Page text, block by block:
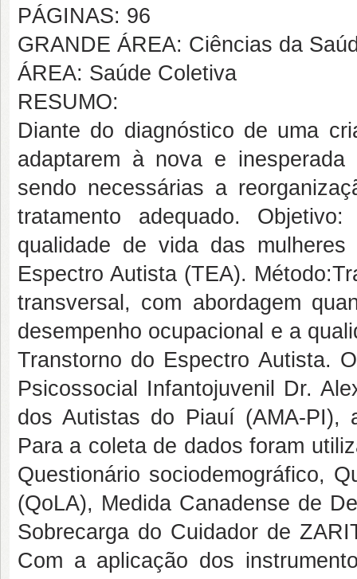
PÁGINAS: 96
GRANDE ÁREA: Ciências da
ÁREA: Saúde Coletiva
RESUMO:
Diante do diagnóstico de uma
adaptarem à nova e
sendo necessárias a
tratamento adequado.
qualidade de vida das
Espectro Autista (TEA).
transversal, com abordagem
desempenho ocupacional e a
Transtorno do Espectro Autista.
Psicossocial Infantojuvenil Dr.
dos Autistas do Piauí (AMA-PI),
Para a coleta de dados foram
Questionário sociodemográfico,
(QoLA), Medida Canadense de
Sobrecarga do Cuidador de
Com a aplicação dos